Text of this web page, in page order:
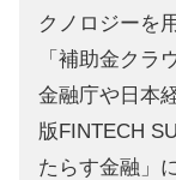
クノロジーを
「補助金クラ
金融庁や日本
版FINTECH
たらす金融」